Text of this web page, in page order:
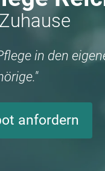
in den
anfordern